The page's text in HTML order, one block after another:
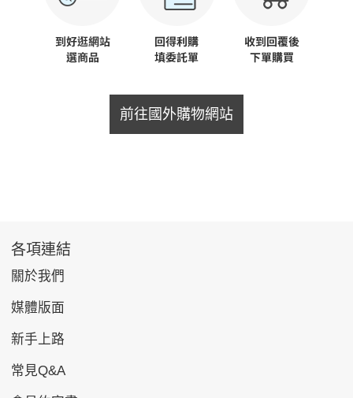
前往國外購物網站
各項連結
關於我們
媒體版面
新手上路
常見Q&A